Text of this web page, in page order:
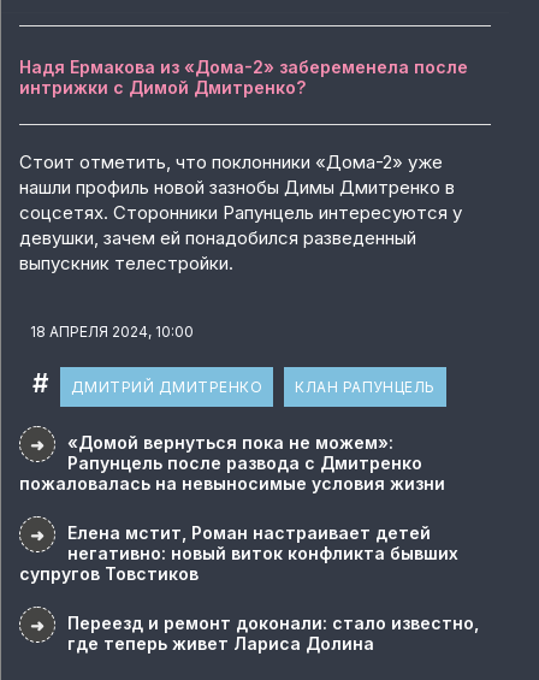
Надя Ермакова из «Дома-2» забеременела после
интрижки с Димой Дмитренко?
Стоит отметить, что поклонники «Дома-2» уже
нашли профиль новой зазнобы Димы Дмитренко в
соцсетях. Сторонники Рапунцель интересуются у
девушки, зачем ей понадобился разведенный
выпускник телестройки.
18 АПРЕЛЯ 2024, 10:00
# ДМИТРИЙ ДМИТРЕНКО КЛАН РАПУНЦЕЛЬ
➜
«Домой вернуться пока не можем»:
Рапунцель после развода с Дмитренко
пожаловалась на невыносимые условия жизни
➜
Елена мстит, Роман настраивает детей
негативно: новый виток конфликта бывших
супругов Товстиков
➜
Переезд и ремонт доконали: стало известно,
где теперь живет Лариса Долина